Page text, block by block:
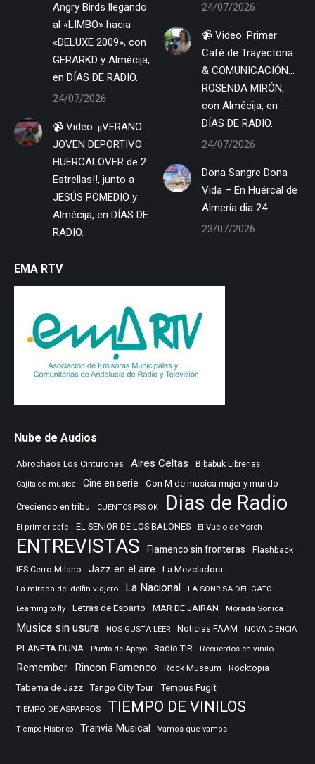
Angry Birds llegando
al «LIMBO» hacia
«DELUXE 2009», con
GERARKD y Almécija,
en DÍAS DE RADIO.
24/07/2026
📹 Video: ¡¡VERANO
JOVEN DEPORTIVO
HUERCALOVER de 2
Estrellas!!, junto a
JESÚS POMEDIO y
Almécija, en DÍAS DE
RADIO.
24/07/2026
📹 Video: Primer
Café de Trayectoria
& COMUNICACIÓN…
ROSENDA MIRÓN,
con Almécija, en
DÍAS DE RADIO.
24/07/2026
Dona Sangre Dona
Vida – En Huércal de
Almería dia 24
23/07/2026
EMA RTV
Nube de Audios
Abrochaos Los Cinturones Aires Celtas Bibabuk Librerias
Cajita de musica Cine en serie Con M de musica mujer y mundo
Creciendo en tribu CUENTOS PSS OK Dias de Radio
El primer cafe EL SENIOR DE LOS BALONES El Vuelo de Yorch
ENTREVISTAS Flamenco sin fronteras Flashback
IES Cerro Milano Jazz en el aire La Mezcladora
La mirada del delfin viajero La Nacional LA SONRISA DEL GATO
Learning to fly Letras de Esparto MAR DE JAIRAN Morada Sonica
Musica sin usura NOS GUSTA LEER Noticias FAAM NOVA CIENCIA
PLANETA DUNA Punto de Apoyo Radio TIR Recuerdos en vinilo
Remember Rincon Flamenco Rock Museum
Rocktopia
Taberna de Jazz
Tango City Tour Tempus Fugit
TIEMPO DE ASPAPROS TIEMPO DE VINILOS
Tiempo Historico Tranvia Musical Vamos que vamos